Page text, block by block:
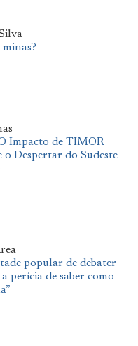
minas?
Impacto de TIMOR
o Despertar do Sudeste
popular de debater
perícia de saber como